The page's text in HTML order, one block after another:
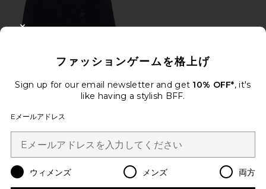
HAMPTON カーディガン
ALIGNE
Previous price:
$185
Favorite FIGARO サテントラウザー
ファッションゲームを格上げ
Sign up for our email newsletter and get 10% OFF*, it's
like having a stylish BFF.
Eメールアドレス
ウィメンズ メンズ 両方